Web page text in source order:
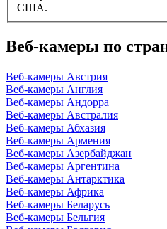
США.
Веб-камеры по
Веб-камеры Австрия
Веб-камеры Англия
Веб-камеры Андорра
Веб-камеры Австралия
Веб-камеры Абхазия
Веб-камеры Армения
Веб-камеры Азербайджан
Веб-камеры Аргентина
Веб-камеры Антарктика
Веб-камеры Африка
Веб-камеры Беларусь
Веб-камеры Бельгия